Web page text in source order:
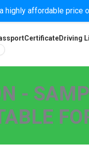
highly affordable price
CertificateDriving
-